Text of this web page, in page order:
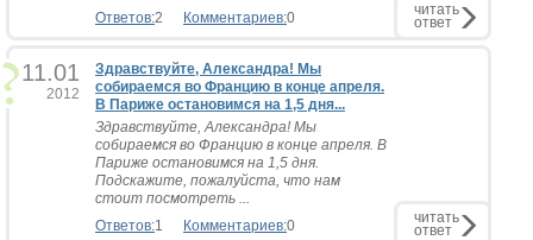
Ответов:2 Комментариев:0 читать
ответ
11.01
2012
Здравствуйте, Александра! Мы
собираемся во Францию в конце апреля.
В Париже остановимся на 1,5 дня...
Здравствуйте, Александра! Мы
собираемся во Францию в конце апреля. В
Париже остановимся на 1,5 дня.
Подскажите, пожалуйста, что нам
стоит посмотреть ...
Ответов:1 Комментариев:0 читать
ответ